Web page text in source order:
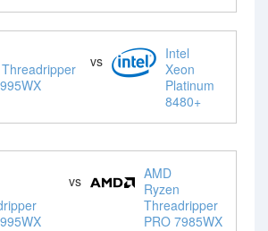
vs
Intel
Xeon
Platinum
8480+
vs
AMD
Ryzen
Threadripper
PRO 7985WX